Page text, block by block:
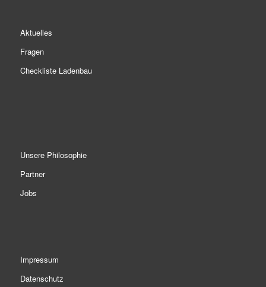
Aktuelles
Fragen
Checkliste Ladenbau
Unsere Philosophie
Partner
Jobs
Impressum
Datenschutz